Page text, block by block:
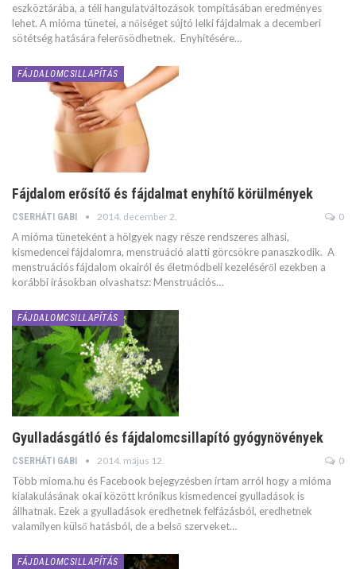
eszköztárába, a téli hangulatváltozások tompításában eredményes
lehet. A mióma tünetei, a nőiséget sújtó lelki fájdalmak a decemberi
sötétség hatására felerősödhetnek. Enyhítésére…
FÁJDALOMCSILLAPÍTÁS
Fájdalom erősítő és fájdalmat enyhítő körülmények
CSERHÁTI GABI 2014. december 2. 0
A mióma tüneteként a hölgyek nagy része rendszeres alhasi,
kismedencei fájdalomra, menstruáció alatti görcsökre panaszkodik. A
menstruációs fájdalom okairól és életmódbeli kezeléséről ezekben a
korábbi írásokban olvashatsz: Menstruációs…
FÁJDALOMCSILLAPÍTÁS
Gyulladásgátló és fájdalomcsillapító gyógynövények
CSERHÁTI GABI 2014. május 12. 0
Több mioma.hu és Facebook bejegyzésben írtam arról hogy a mióma
kialakulásának okai között krónikus kismedencei gyulladások is
állhatnak. Ezek a gyulladások eredhetnek felfázásból, eredhetnek
valamilyen külső hatásból, de a belső szerveket…
FÁJDALOMCSILLAPÍTÁS